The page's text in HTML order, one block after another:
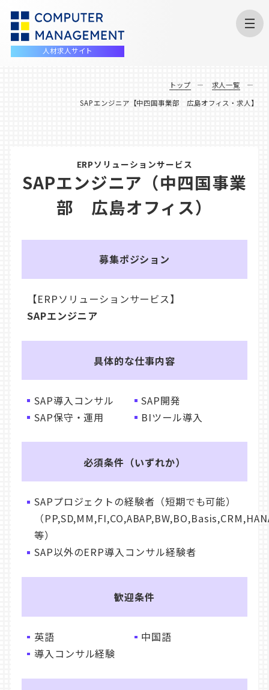
人材求人サイト
トップ
求人一覧
SAPエンジニア【中四国事業部 広島オフィス・求人】
ERPソリューションサービス
SAPエンジニア（中四国事業
部 広島オフィス）
募集ポジション
【ERPソリューションサービス】
SAPエンジニア
具体的な仕事内容
SAP導入コンサル
SAP開発
SAP保守・運用
BIツール導入
必須条件（いずれか）
SAPプロジェクトの経験者（短期でも可能）
（
等）
SAP以外のERP導入コンサル経験者
歓迎条件
英語
中国語
導入コンサル経験